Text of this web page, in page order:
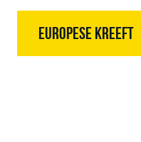
EUROPESE KREEFT